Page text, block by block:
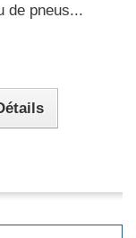
de pneus...